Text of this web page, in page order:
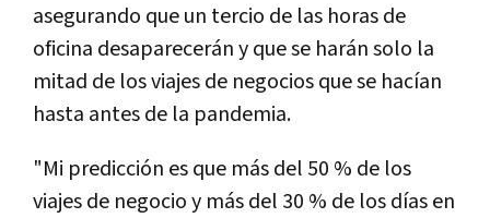
asegurando que un tercio de las horas de
oficina desaparecerán y que se harán solo la
mitad de los viajes de negocios que se hacían
hasta antes de la pandemia.
"Mi predicción es que más del 50 % de los
viajes de negocio y más del 30 % de los días en